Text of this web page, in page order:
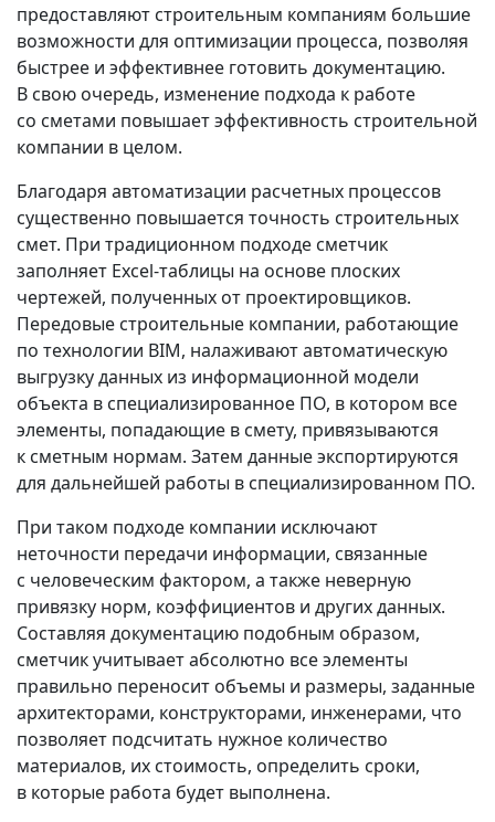
предоставляют строительным компаниям большие
возможности для оптимизации процесса, позволяя
быстрее и эффективнее готовить документацию.
В свою очередь, изменение подхода к работе
со сметами повышает эффективность строительной
компании в целом.
Благодаря автоматизации расчетных процессов
существенно повышается точность строительных
смет. При традиционном подходе сметчик
заполняет Excel‑таблицы на основе плоских
чертежей, полученных от проектировщиков.
Передовые строительные компании, работающие
по технологии BIM, налаживают автоматическую
выгрузку данных из информационной модели
объекта в специализированное ПО, в котором все
элементы, попадающие в смету, привязываются
к сметным нормам. Затем данные экспортируются
для дальнейшей работы в специализированном ПО.
При таком подходе компании исключают
неточности передачи информации, связанные
с человеческим фактором, а также неверную
привязку норм, коэффициентов и других данных.
Составляя документацию подобным образом,
сметчик учитывает абсолютно все элементы
правильно переносит объемы и размеры, заданные
архитекторами, конструкторами, инженерами, что
позволяет подсчитать нужное количество
материалов, их стоимость, определить сроки,
в которые работа будет выполнена.